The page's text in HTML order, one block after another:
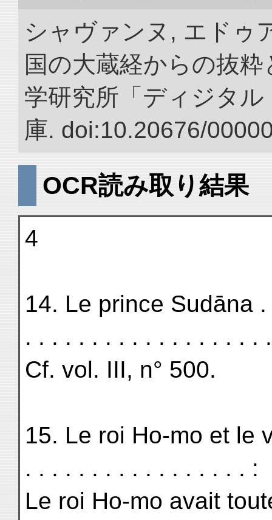
シャヴァンヌ, エドゥ
国の大蔵経からの抜
学研究所「ディジタ
庫. doi:10.20676/
OCR読み取り結果
4
14. Le prince Sudāna
. . . . . . . . . . . . . . . . . .
Cf. vol. III, n° 500.
15. Le roi Ho-mo et le
. . . . . . . . . . . . . . . . . :
Le roi Ho-mo avait